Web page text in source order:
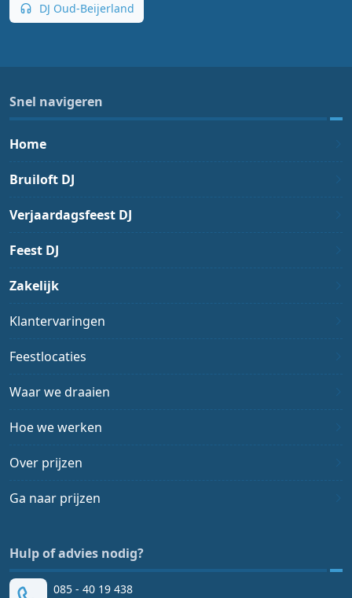
DJ Oud-Beijerland
Snel navigeren
Home
Bruiloft DJ
Verjaardagsfeest DJ
Feest DJ
Zakelijk
Klantervaringen
Feestlocaties
Waar we draaien
Hoe we werken
Over prijzen
Ga naar prijzen
Hulp of advies nodig?
085 - 40 19 438